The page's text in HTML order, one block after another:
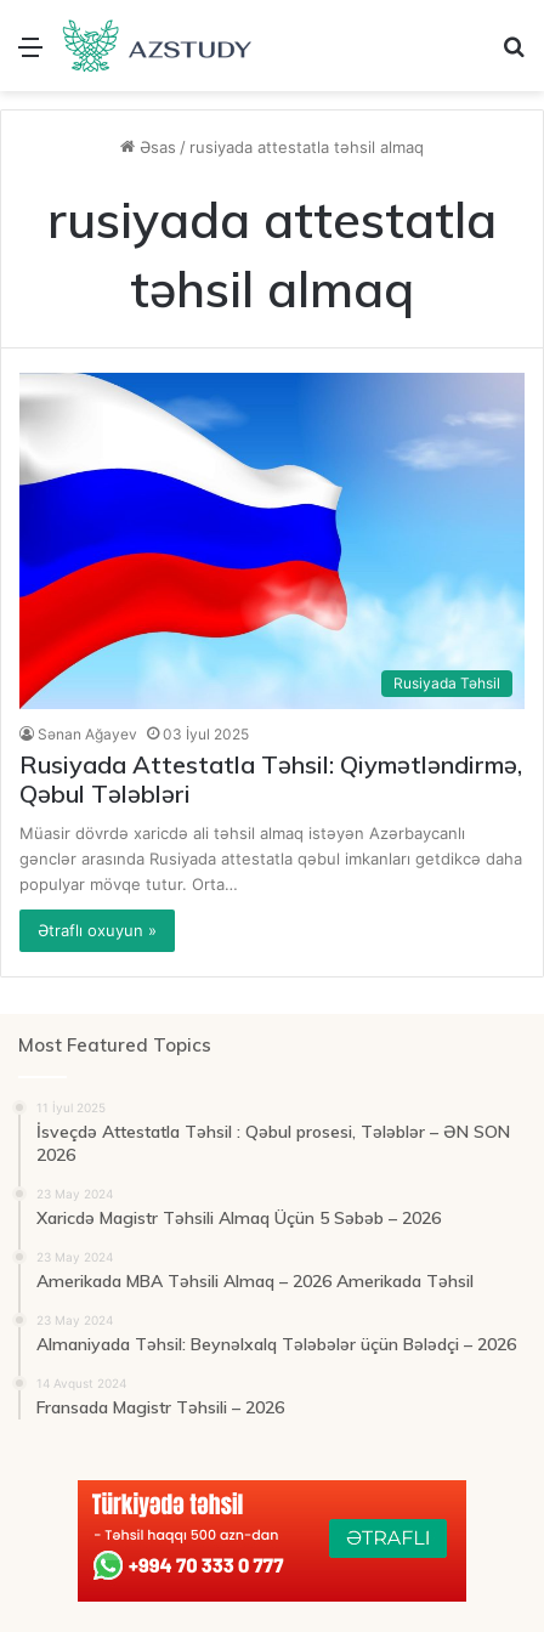
Menu
Əsas / rusiyada attestatla təhsil almaq
rusiyada attestatla
təhsil almaq
Rusiyada Təhsil
Sənan Ağayev 03 İyul 2025
Rusiyada Attestatla Təhsil: Qiymətləndirmə,
Qəbul Tələbləri
Müasir dövrdə xaricdə ali təhsil almaq istəyən Azərbaycanlı
gənclər arasında Rusiyada attestatla qəbul imkanları getdikcə daha
populyar mövqe tutur. Orta…
Ətraflı oxuyun »
Most Featured Topics
11 İyul 2025
İsveçdə Attestatla Təhsil : Qəbul prosesi, Tələblər – ƏN SON
2026
23 May 2024
Xaricdə Magistr Təhsili Almaq Üçün 5 Səbəb – 2026
23 May 2024
Amerikada MBA Təhsili Almaq – 2026 Amerikada Təhsil
23 May 2024
Almaniyada Təhsil: Beynəlxalq Tələbələr üçün Bələdçi – 2026
14 Avqust 2024
Fransada Magistr Təhsili – 2026